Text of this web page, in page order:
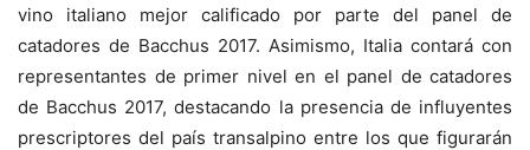
vino italiano mejor calificado por parte del panel de
catadores de Bacchus 2017. Asimismo, Italia contará con
representantes de primer nivel en el panel de catadores
de Bacchus 2017, destacando la presencia de influyentes
prescriptores del país transalpino entre los que figurarán